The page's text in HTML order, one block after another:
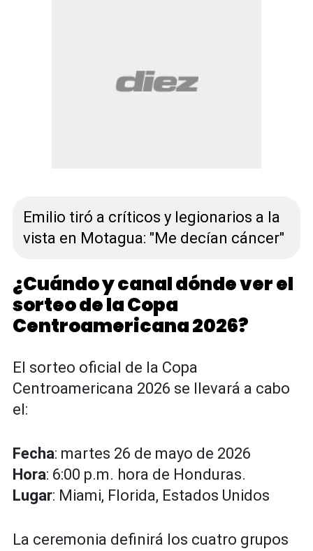
Emilio tiró a críticos y legionarios a la
vista en Motagua: "Me decían cáncer"
¿Cuándo y canal dónde ver el
sorteo de la Copa
Centroamericana 2026?
El sorteo oficial de la Copa
Centroamericana 2026 se llevará a cabo
el:
Fecha: martes 26 de mayo de 2026
Hora: 6:00 p.m. hora de Honduras.
Lugar: Miami, Florida, Estados Unidos
La ceremonia definirá los cuatro grupos